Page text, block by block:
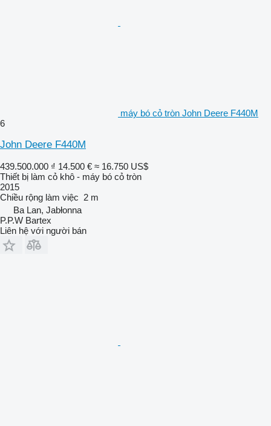
máy bó cỏ tròn John Deere F440M
6
John Deere F440M
439.500.000 ₫ 14.500 € ≈ 16.750 US$
Thiết bị làm cỏ khô - máy bó cỏ tròn
2015
Chiều rộng làm việc 2 m
Ba Lan, Jabłonna
P.P.W Bartex
Liên hệ với người bán